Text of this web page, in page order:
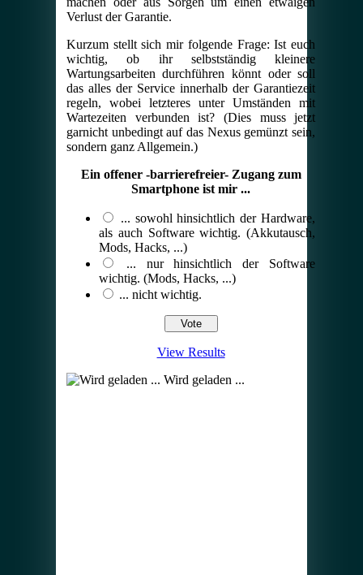
Verlust der Garantie.
Kurzum stellt sich mir folgende Frage: Ist euch
wichtig, ob ihr selbstständig kleinere
Wartungsarbeiten durchführen könnt oder soll
das alles der Service innerhalb der Garantiezeit
regeln, wobei letzteres unter Umständen mit
Wartezeiten verbunden ist? (Dies muss jetzt
garnicht unbedingt auf das Nexus gemünzt sein,
sondern ganz Allgemein.)
Ein offener -barrierefreier- Zugang zum
Smartphone ist mir ...
... sowohl hinsichtlich der Hardware,
als auch Software wichtig. (Akkutausch,
Mods, Hacks, ...)
... nur hinsichtlich der Software
wichtig. (Mods, Hacks, ...)
... nicht wichtig.
View Results
Wird geladen ...